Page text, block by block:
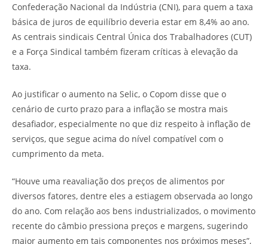
Confederação Nacional da Indústria (CNI), para quem a taxa
básica de juros de equilíbrio deveria estar em 8,4% ao ano.
As centrais sindicais Central Única dos Trabalhadores (CUT)
e a Força Sindical também fizeram críticas à elevação da
taxa.
Ao justificar o aumento na Selic, o Copom disse que o
cenário de curto prazo para a inflação se mostra mais
desafiador, especialmente no que diz respeito à inflação de
serviços, que segue acima do nível compatível com o
cumprimento da meta.
“Houve uma reavaliação dos preços de alimentos por
diversos fatores, dentre eles a estiagem observada ao longo
do ano. Com relação aos bens industrializados, o movimento
recente do câmbio pressiona preços e margens, sugerindo
maior aumento em tais componentes nos próximos meses”,